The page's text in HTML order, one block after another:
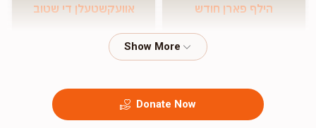
הילף פארן חודש אוועקשטעלן די שטוב
Donate Now